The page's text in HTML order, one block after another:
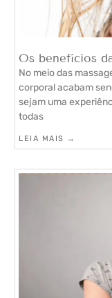
Os benefícios
No meio das
corporal acabam
sejam uma
todas
LEIA MAIS →